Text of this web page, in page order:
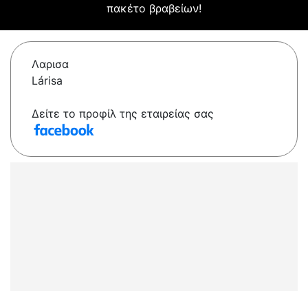
πακέτο βραβείων!
Λαρισα
Lárisa
Δείτε το προφίλ της εταιρείας σας